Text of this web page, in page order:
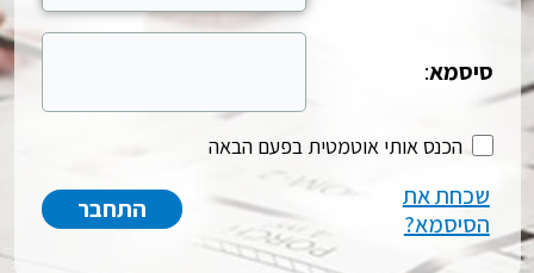
סיסמא:
הכנס אותי אוטמטית בפעם הבאה
שכחת את
הסיסמא?